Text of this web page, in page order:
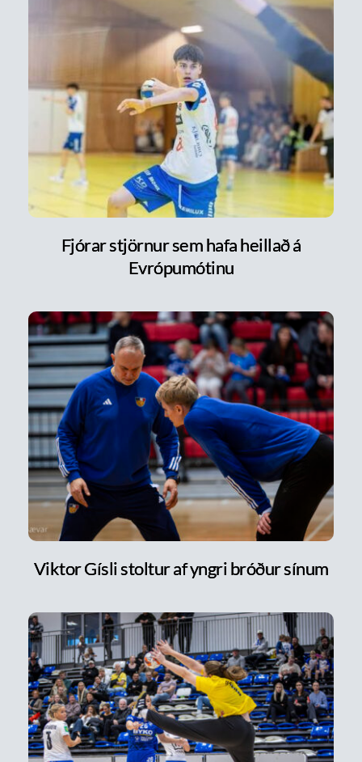
Fjórar stjörnur sem hafa heillað á
Evrópumótinu
Viktor Gísli stoltur af yngri bróður sínum